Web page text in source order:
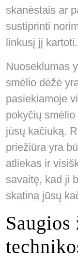
skanėstais ar
sustiprinti
linkusį jį kartoti.
Nuoseklumas
smėlio dėžė
pasiekiamoje
pokyčių
jūsų kačiuką.
priežiūra yra
atliekas ir
savaitę, kad ji
skatina jūsų